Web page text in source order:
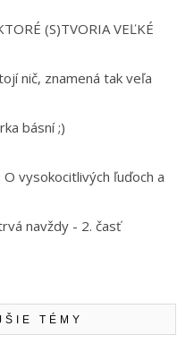
(S)TVORIA VEĽKÉ
nič, znamená tak veľa
básní ;)
O vysokocitlivých ľuďoch a
navždy - 2. časť
TÉMY